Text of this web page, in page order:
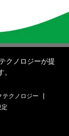
クノロジーが提
テクノロジー